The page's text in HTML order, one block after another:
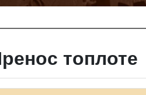
топлоте